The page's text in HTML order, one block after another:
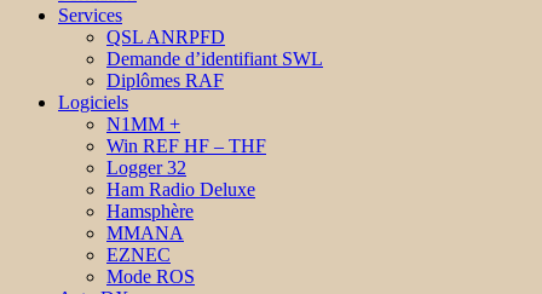
Services
QSL ANRPFD
Demande d’identifiant SWL
Diplômes RAF
Logiciels
N1MM +
Win REF HF – THF
Logger 32
Ham Radio Deluxe
Hamsphère
MMANA
EZNEC
Mode ROS